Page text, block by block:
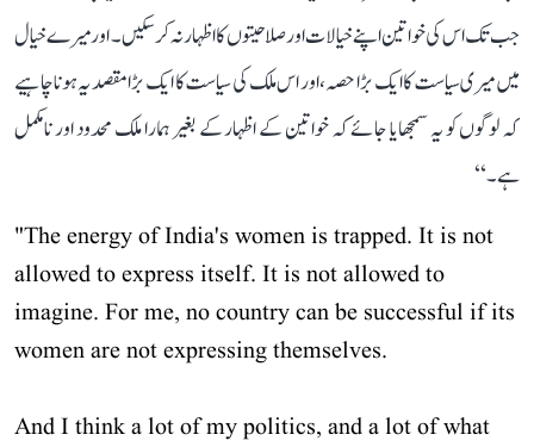
جب تک اس کی خواتین اپنے خیالات اور صلاحیتوں کا اظہار نہ کر سکیں۔ اور میرے خیال
میں میری سیاست کا ایک بڑا حصہ، اور اس ملک کی سیاست کا ایک بڑا مقصد یہ ہونا چاہیے
کہ لوگوں کو یہ سمجھایا جائے کہ خواتین کے اظہار کے بغیر ہمارا ملک محدود اور نامکمل
ہے۔‘‘
"The energy of India's women is trapped. It is not
allowed to express itself. It is not allowed to
imagine. For me, no country can be successful if its
women are not expressing themselves.
And I think a lot of my politics, and a lot of what